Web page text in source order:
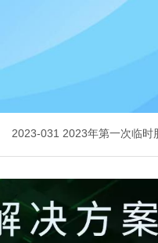
2023-031 2023年第一次临时